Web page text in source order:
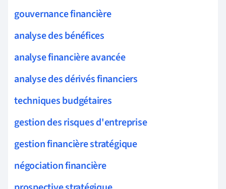
gouvernance financière
analyse des bénéfices
analyse financière avancée
analyse des dérivés financiers
techniques budgétaires
gestion des risques d'entreprise
gestion financière stratégique
négociation financière